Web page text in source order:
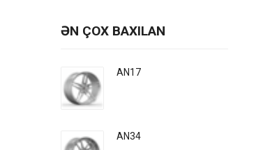
ƏN ÇOX BAXILAN
AN17
AN34